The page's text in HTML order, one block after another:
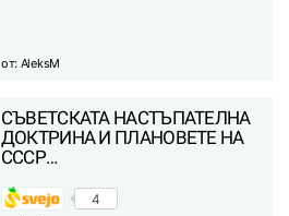
от: AleksM
СЪВЕТСКАТА НАСТЪПАТЕЛНА
ДОКТРИНА И ПЛАНОВЕТЕ НА
СССР…
4